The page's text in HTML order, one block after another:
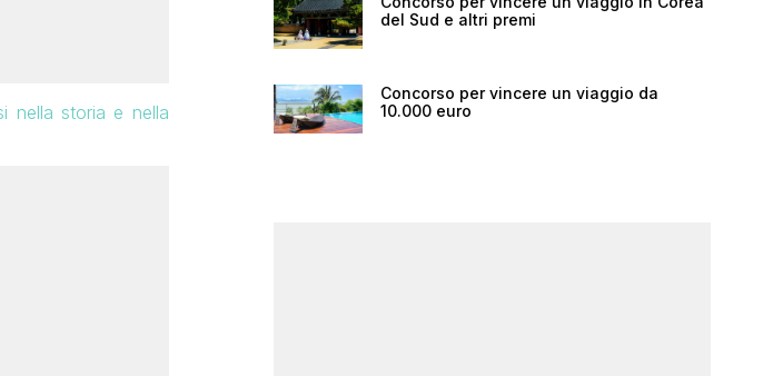
nella storia e nella
del Sud e altri premi
Concorso per vincere un viaggio da
10.000 euro